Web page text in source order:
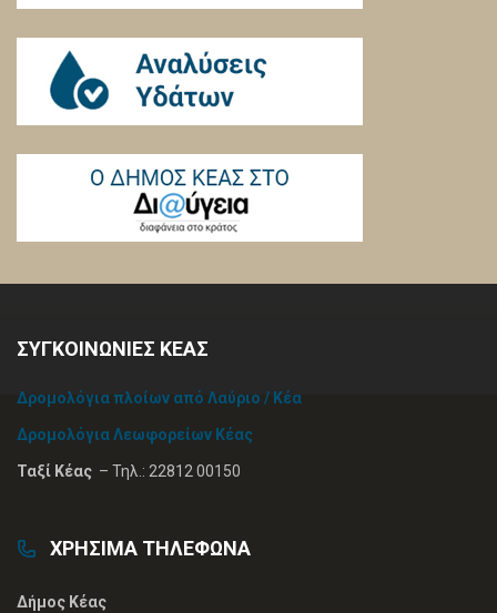
ΣΥΓΚΟΙΝΩΝΙΕΣ ΚΕΑΣ
Δρομολόγια πλοίων από Λαύριο / Κέα
Δρομολόγια Λεωφορείων Κέας
Ταξί Κέας – Τηλ.: 22812 00150
ΧΡΗΣΙΜΑ ΤΗΛΕΦΩΝΑ
Δήμος Κέας